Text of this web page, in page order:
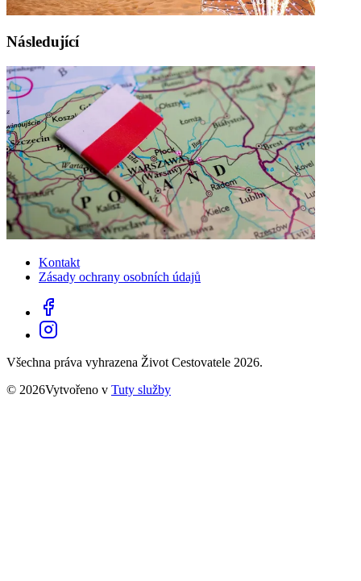
Následující
Kontakt
Zásady ochrany osobních údajů
Všechna práva vyhrazena Život Cestovatele 2026.
© 2026Vytvořeno v Tuty služby